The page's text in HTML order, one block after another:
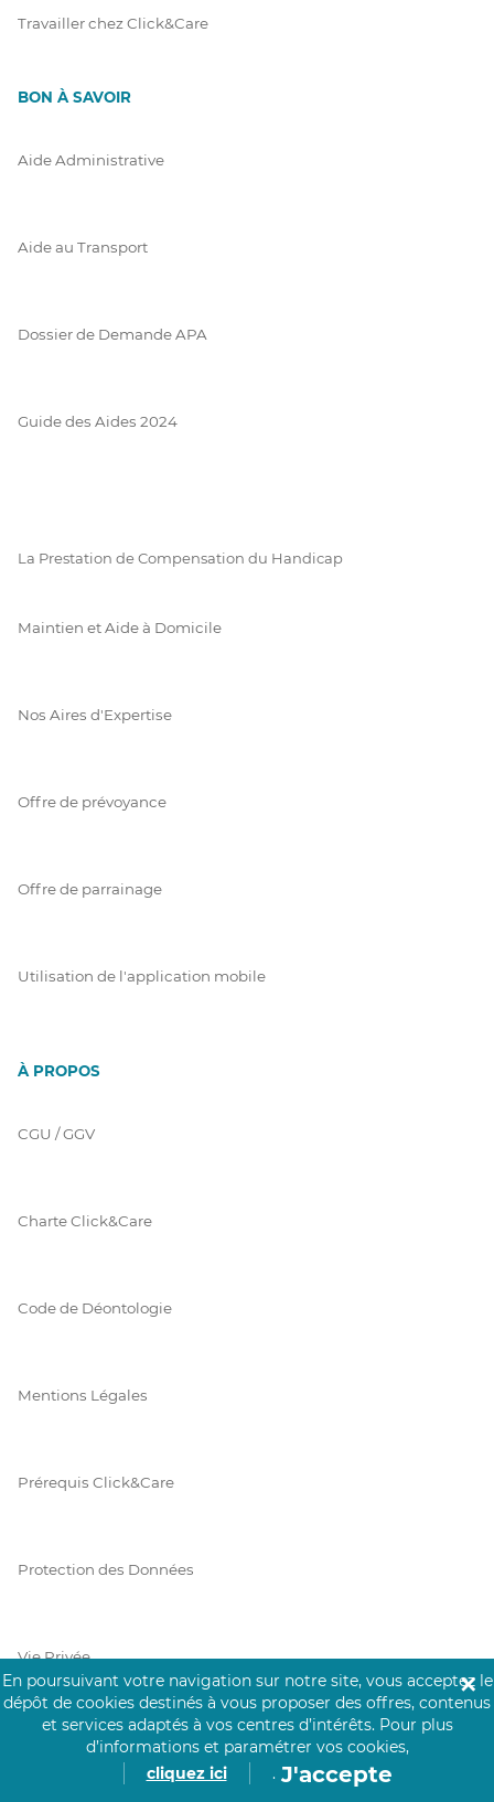
Travailler chez Click&Care
BON À SAVOIR
Aide Administrative
Aide au Transport
Dossier de Demande APA
Guide des Aides 2024
La Prestation de Compensation du Handicap
Maintien et Aide à Domicile
Nos Aires d'Expertise
Offre de prévoyance
Offre de parrainage
Utilisation de l'application mobile
À PROPOS
CGU / GGV
Charte Click&Care
Code de Déontologie
Mentions Légales
Prérequis Click&Care
Protection des Données
Vie Privée
PAIEMENT SÉCURISÉ
En poursuivant votre navigation sur notre site, vous acceptez le
dépôt de cookies destinés à vous proposer des offres, contenus
et services adaptés à vos centres d’intérêts. Pour plus
d’informations et paramétrer vos cookies,
cliquez ici
. J'accepte
✕